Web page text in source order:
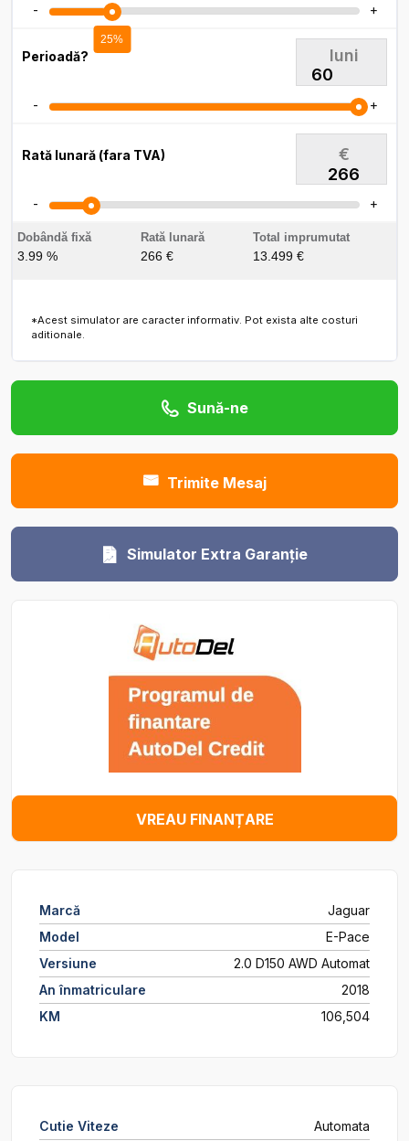
-
25%
+
Perioadă? luni
- +
Rată lunară (fara TVA)
€
266
- +
Dobândă fixă
3.99 %
Rată lunară
266 €
Total imprumutat
13.499 €
*Acest simulator are caracter informativ. Pot exista alte costuri
aditionale.
Sună-ne
Trimite Mesaj
Simulator Extra Garanție
VREAU FINANȚARE
Marcă
Jaguar
Model
E-Pace
Versiune
2.0 D150 AWD Automat
An înmatriculare
2018
KM
106,504
Cutie Viteze Automata